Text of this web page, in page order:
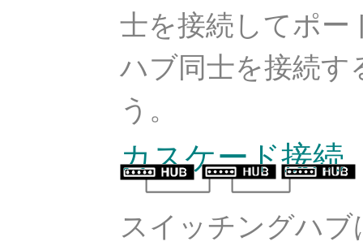
士を接続してポー
ハブ同士を接続す
う。
カスケード接続
スイッチングハ